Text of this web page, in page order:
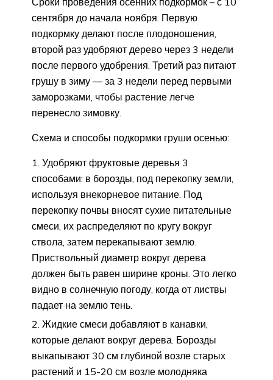
сентября до начала ноября. Первую
подкормку делают после плодоношения,
второй раз удобряют дерево через 3 недели
после первого удобрения. Третий раз питают
грушу в зиму — за 3 недели перед первыми
заморозками, чтобы растение легче
перенесло зимовку.
Схема и способы подкормки груши осенью:
Удобряют фруктовые деревья 3
способами: в борозды, под перекопку земли,
используя внекорневое питание. Под
перекопку почвы вносят сухие питательные
смеси, их распределяют по кругу вокруг
ствола, затем перекапывают землю.
Приствольный диаметр вокруг дерева
должен быть равен ширине кроны. Это легко
видно в солнечную погоду, когда от листвы
падает на землю тень.
Жидкие смеси добавляют в канавки,
которые делают вокруг дерева. Борозды
выкапывают 30 см глубиной возле старых
растений и 15-20 см возле молодняка